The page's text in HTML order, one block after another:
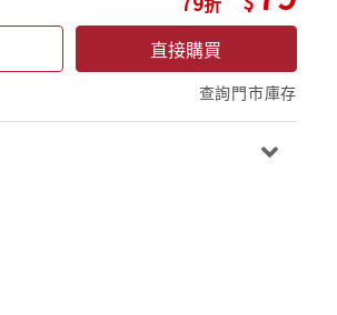
直接購買
查詢門市庫存